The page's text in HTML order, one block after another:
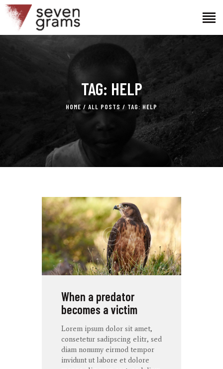
TAG: HELP
HOME ALL POSTS TAG: HELP
THE PROJECT
THE TEAM
When a predator
becomes a victim
Lorem ipsum dolor sit amet,
consetetur sadipscing elitr, sed
diam nonumy eirmod tempor
invidunt ut labore et dolore